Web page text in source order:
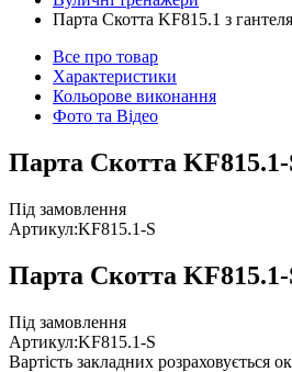
Парта Скотта KF815.1 з
Все про товар
Характеристики
Кольорове виконання
Фото та Відео
Парта Скотта KF815.1-
Під замовлення
Артикул:KF815.1-S
Парта Скотта KF815.1-
Під замовлення
Артикул:KF815.1-S
Вартість закладних розраховується